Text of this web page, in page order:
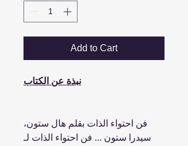
Add to Cart
نبذة عن الكتاب
فن احتواء الذات بقلم هال ستون،
سيدرا ستون ... فن احتواء الذات لـ